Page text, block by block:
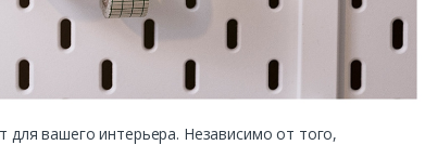
для вашего интерьера. Независимо от того,